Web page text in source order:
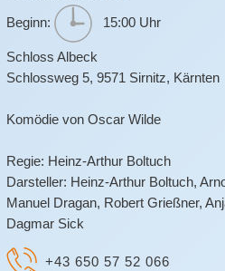
Beginn: 15:00 Uhr
Schloss Albeck
Schlossweg 5, 9571 Sirnitz, Kärnten
Komödie von Oscar Wilde
Regie: Heinz-Arthur Boltuch
Darsteller: Heinz-Arthur Boltuch,
Manuel Dragan, Robert Grießner,
Dagmar Sick
+43 650 57 52 066